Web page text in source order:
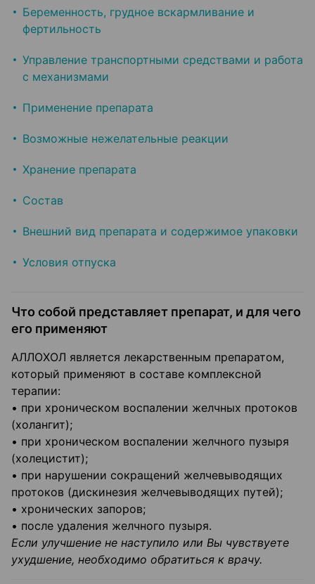
Беременность, грудное вскармливание и
фертильность
Управление транспортными средствами и работа
с механизмами
Применение препарата
Возможные нежелательные реакции
Хранение препарата
Состав
Внешний вид препарата и содержимое упаковки
Условия отпуска
Что собой представляет препарат, и для чего
его применяют
АЛЛОХОЛ является лекарственным препаратом,
который применяют в составе комплексной
терапии:
• при хроническом воспалении желчных протоков
(холангит);
• при хроническом воспалении желчного пузыря
(холецистит);
• при нарушении сокращений желчевыводящих
протоков (дискинезия желчевыводящих путей);
• хронических запоров;
• после удаления желчного пузыря.
Если улучшение не наступило или Вы чувствуете
ухудшение, необходимо обратиться к врачу.